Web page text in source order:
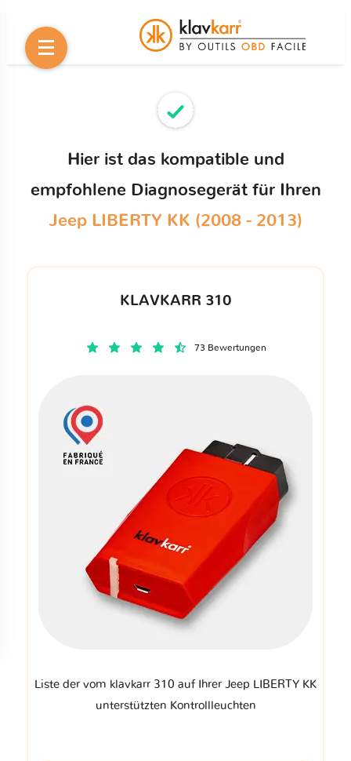
Hier ist das kompatible und
empfohlene Diagnosegerät für Ihren
Jeep LIBERTY KK (2008 - 2013)
KLAVKARR 310
73 Bewertungen
Liste der vom klavkarr 310 auf Ihrer Jeep LIBERTY KK
unterstützten Kontrollleuchten